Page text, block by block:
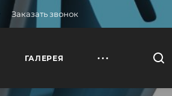
Заказать звонок
ГАЛЕРЕЯ